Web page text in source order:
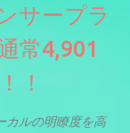
サープラ
常4,901
！
カルの明瞭度を高